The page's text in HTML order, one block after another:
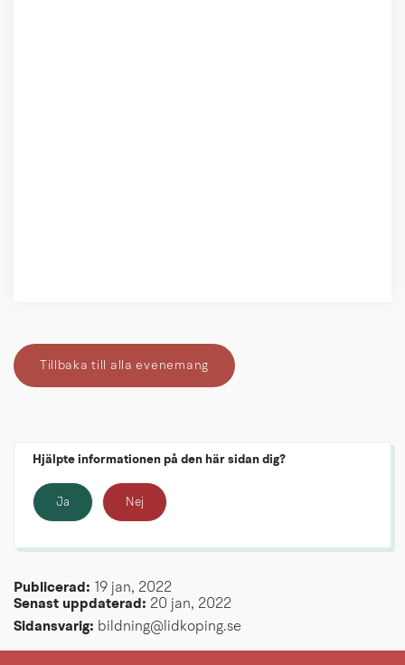
Tillbaka till alla evenemang
Hjälpte informationen på den här sidan dig?
Ja Nej
Publicerad:
19 jan, 2022
Senast uppdaterad: 20 jan, 2022
Sidansvarig: bildning@lidkoping.se